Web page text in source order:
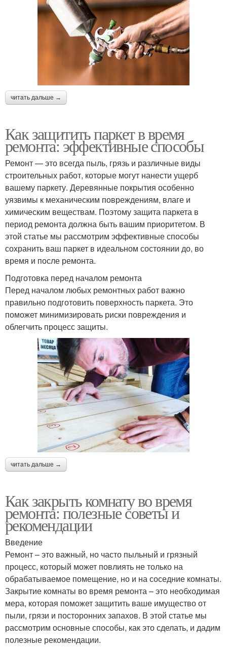
читать дальше →
Как защитить паркет в время
ремонта: эффективные способы
Ремонт — это всегда пыль, грязь и различные виды
строительных работ, которые могут нанести ущерб
вашему паркету. Деревянные покрытия особенно
уязвимы к механическим повреждениям, влаге и
химическим веществам. Поэтому защита паркета в
период ремонта должна быть вашим приоритетом. В
этой статье мы рассмотрим эффективные способы
сохранить ваш паркет в идеальном состоянии до, во
время и после ремонта.
Подготовка перед началом ремонта
Перед началом любых ремонтных работ важно
правильно подготовить поверхность паркета. Это
поможет минимизировать риски повреждения и
облегчить процесс защиты.
читать дальше →
Как закрыть комнату во время
ремонта: полезные советы и
рекомендации
Введение
Ремонт – это важный, но часто пыльный и грязный
процесс, который может повлиять не только на
обрабатываемое помещение, но и на соседние комнаты.
Закрытие комнаты во время ремонта – это необходимая
мера, которая поможет защитить ваше имущество от
пыли, грязи и посторонних запахов. В этой статье мы
рассмотрим основные способы, как это сделать, и дадим
полезные рекомендации.